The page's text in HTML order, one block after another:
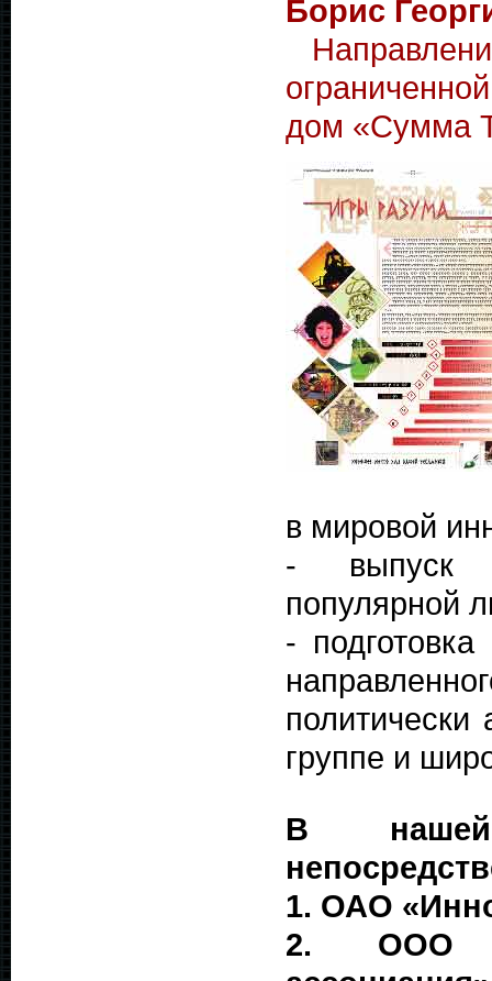
Борис
дом «Сумма
в мировой
- выпуск
популярной
-
группе и
В нашей
1. ОАО
2. ООО